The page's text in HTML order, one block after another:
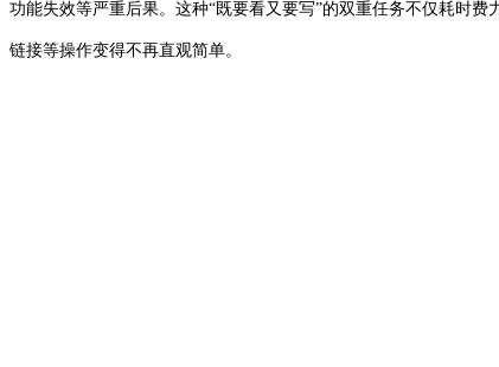
功能失效等严重后果。这种“既要看又要写”的双重任务不仅耗时
链接等操作变得不再直观简单。